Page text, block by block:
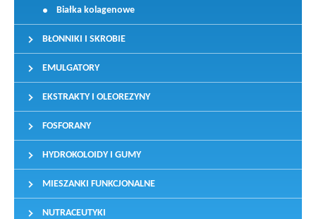
Białka kolagenowe
BŁONNIKI I SKROBIE
EMULGATORY
EKSTRAKTY I OLEOREZYNY
FOSFORANY
HYDROKOLOIDY I GUMY
MIESZANKI FUNKCJONALNE
NUTRACEUTYKI